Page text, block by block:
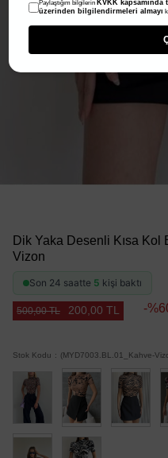
Dik Yaka Desenli Kısa
Vizon
Son 24 saatte 5 kişi baktı
500,00 TL 200,00 TL
Stok Kodu (MYD7003.BL.01_Kahve-
Paylaştığım bilgilerin KVKK kapsamında
üzerinden bilgilendirmeleri almayı